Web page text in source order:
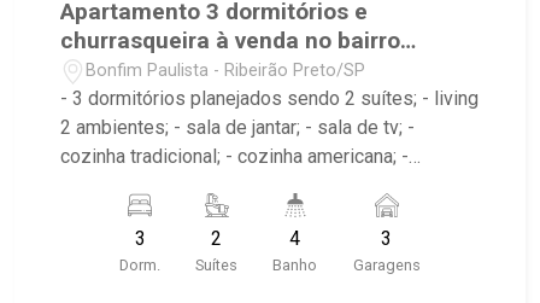
Apartamento 3 dormitórios e
churrasqueira à venda no bairro
Bonfim Paulista
Bonfim Paulista - Ribeirão Preto/SP
- 3 dormitórios planejados sendo 2 suítes; - living
2 ambientes; - sala de jantar; - sala de tv; -
cozinha tradicional; - cozinha americana; -
- área de serviço; - banheiro de serviço; - 3 vagas
de garagem cobertas; - condomínio: Portaria
24hrs, Piscina, Salão de Festas, Academia; -
3
Dorm.
2
Suítes
4
Banho
3
Garagens